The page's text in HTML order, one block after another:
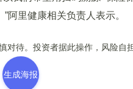
阿里健康相关负责人表示。
待。投资者据此操作，风险自担
生成海报